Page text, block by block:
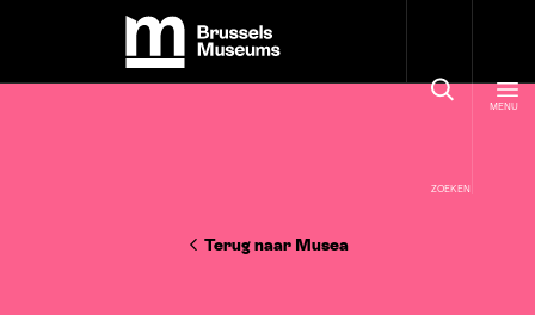
Brussels Museums
ZOEKEN
MENU
Terug naar Musea
Cookies beheer paneel